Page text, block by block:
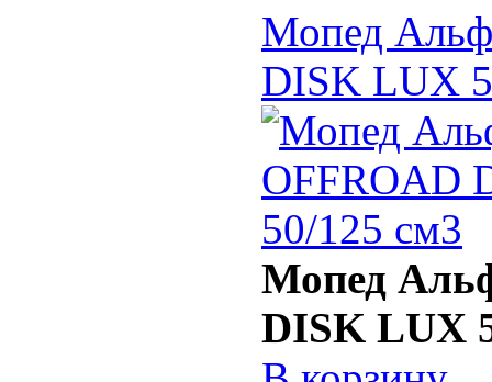
Мопед
DISK LUX
Мопед
DISK LUX